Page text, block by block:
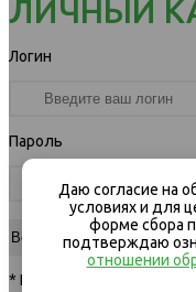
ЛИЧНЫЙ
Логин
Пароль
* Вход для клиентов
Даю согласие на
условиях и для
форме сбора
подтверждаю
отношении